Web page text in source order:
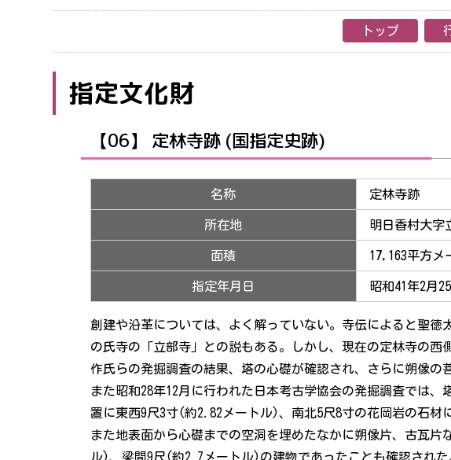
トップ
指定文化財
【06】 定林寺跡 (国指定史跡)
名称 定林寺跡
所在地 明日香村大字
面積 17,163平方メ
指定年月日 昭和41年2月
創建や沿革については、よく解っていない。寺伝によると聖
の氏寺の「立部寺」との説もある。しかし、現在の定林寺の
作氏らの発掘調査の結果、塔の心礎が確認され、さらに朔像の
また昭和28年12月に行われた日本考古学協会の発掘調査では
置に東西9尺3寸(約2.82メートル)、南北5尺8寸の花岡岩の石材
また地表面から心礎までの空洞を埋めたなかに朔像片、古瓦
ル)、梁間9尺(約2.7メートル)の建物であったことも確認された